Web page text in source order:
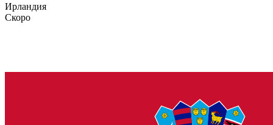
Ирландия
Скоро